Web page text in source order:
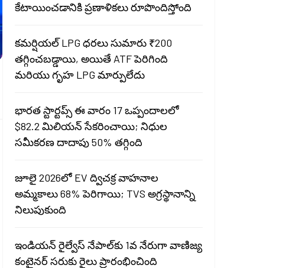
కేటాయించడానికి ప్రణాళికలు రూపొందిస్తోంది
కమర్షియల్ LPG ధరలు సుమారు ₹200
తగ్గించబడ్డాయి, అయితే ATF పెరిగింది
మరియు గృహ LPG మార్పులేదు
భారత స్టార్టప్స్ ఈ వారం 17 ఒప్పందాలలో
$82.2 మిలియన్ సేకరించాయి; నిధుల
సమీకరణ దాదాపు 50% తగ్గింది
జూలై 2026లో EV ద్విచక్ర వాహనాల
అమ్మకాలు 68% పెరిగాయి; TVS అగ్రస్థానాన్ని
నిలుపుకుంది
ఇండియన్ రైల్వేస్ నేపాల్‌కు 1వ నేరుగా వాణిజ్య
కంటైనర్ సరుకు రైలు ప్రారంభించింది